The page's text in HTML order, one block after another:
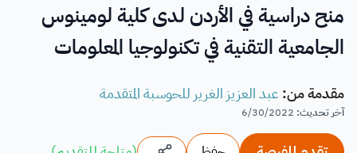
منح دراسية في الأردن لدى كلية لومينوس
الجامعية التقنية في تكنولوجيا المعلومات
مقدمة من: عبد العزيز الغرير للحوسبة المتقدمة
آخر تحديث:
6/30/2022